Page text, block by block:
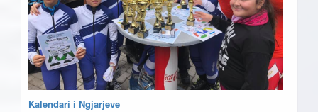
Kalendari i Ngjarjeve